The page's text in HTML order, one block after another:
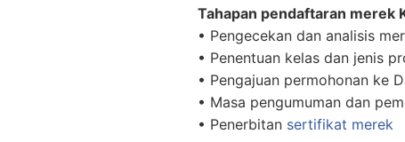
Tahapan pendaftaran merek
• Pengecekan dan analisis
• Penentuan kelas dan jenis
• Pengajuan permohonan ke
• Masa pengumuman dan
• Penerbitan sertifikat merek